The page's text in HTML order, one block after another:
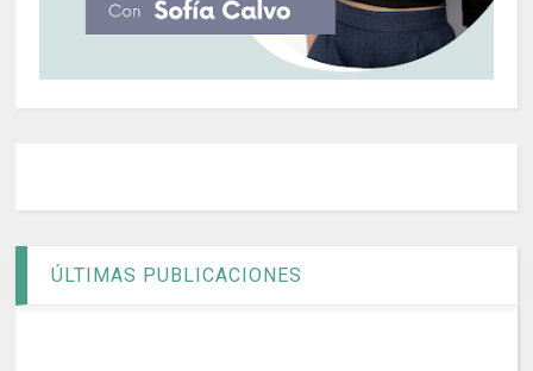
ÚLTIMAS PUBLICACIONES